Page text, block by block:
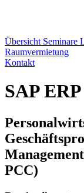
Übersicht Seminare
Raumvermietung
Kontakt
SAP ERP
PCC)